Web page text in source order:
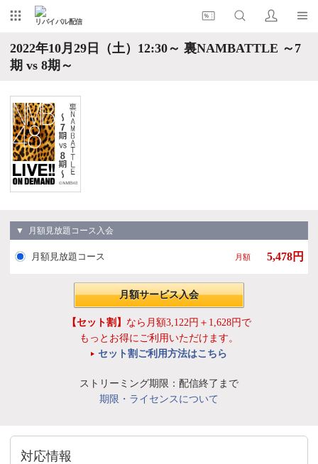
リバイバル配信
2022年10月29日（土）12:30～ 裏NAMBATTLE ～7
期 vs 8期～
▼ 月額見放題コース入会
月額見放題コース 月額 5,478円
月額サービス入会
【セット割】 なら月額3,122円＋1,628円で
もっとお得にご利用いただけます。
セット割ご利用方法はこちら
ストリーミング期限：配信終了まで
期限・ライセンスについて
対応情報